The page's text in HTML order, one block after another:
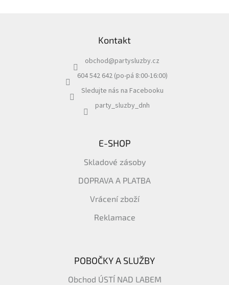
Kontakt
obchod@partysluzby.cz
604 542 642 (po-pá 8:00-16:00)
Sledujte nás na Facebooku
party_sluzby_dnh
E-SHOP
Skladové zásoby
DOPRAVA A PLATBA
Vrácení zboží
Reklamace
POBOČKY A SLUŽBY
Obchod ÚSTÍ NAD LABEM